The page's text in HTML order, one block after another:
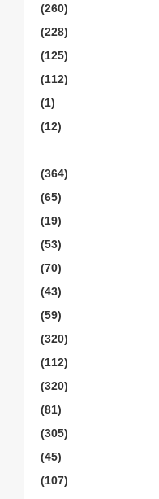
(260)
(228)
(125)
(112)
(1)
(12)
(364)
(65)
(19)
(53)
(70)
(43)
(59)
(320)
(112)
(320)
(81)
(305)
(45)
(107)